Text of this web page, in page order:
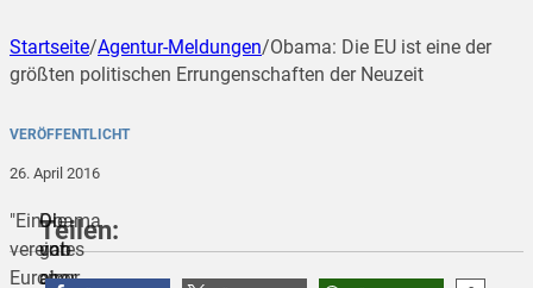
Startseite/Agentur-Meldungen/Obama: Die EU ist eine der
größten politischen Errungenschaften der Neuzeit
VERÖFFENTLICHT
26. April 2016
"Ein
vereintes
Europa,
Die
von
einer
Obama
gab
aber
Teilen: